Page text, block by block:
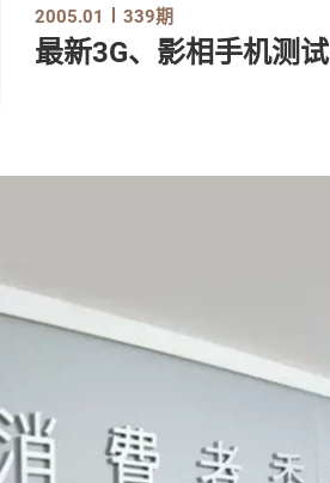
2005.01 339期
最新3G、影相手机测试